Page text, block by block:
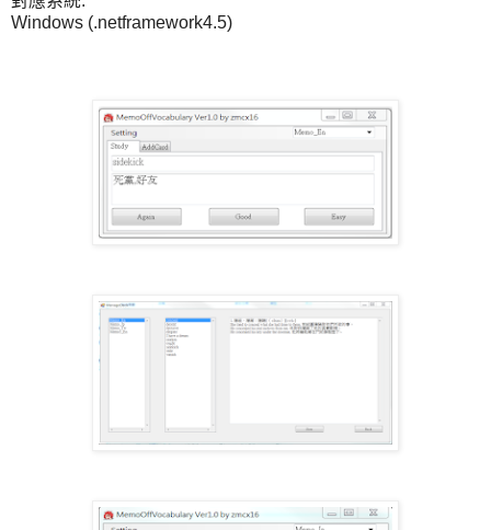
Windows (.netframework4.5)